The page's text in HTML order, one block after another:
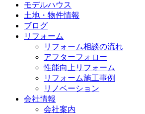
モデルハウス
土地・物件情報
ブログ
リフォーム
リフォーム相談の流れ
アフターフォロー
性能向上リフォーム
リフォーム施工事例
リノベーション
会社情報
会社案内